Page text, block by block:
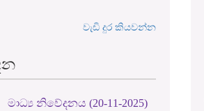
වැඩි දුර කියවන්න
මාධ්‍ය නිවේදනය (20-11-2025)